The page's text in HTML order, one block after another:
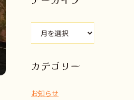
ブ
カテゴリー
お知らせ